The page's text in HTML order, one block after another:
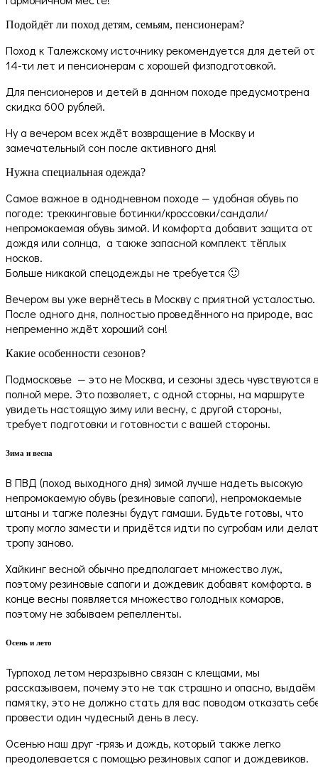
Подойдёт ли поход детям, семьям, пенсионерам?
Поход к Талежскому источнику рекомендуется для детей от
14-ти лет и пенсионерам с хорошей физподготовкой.
Для пенсионеров и детей в данном походе предусмотрена
скидка 600 рублей.
Ну а вечером всех ждёт возвращение в Москву и
замечательный сон после активного дня!
Нужна специальная одежда?
Самое важное в однодневном походе — удобная обувь по
погоде: треккинговые ботинки/кроссовки/сандали/
непромокаемая обувь зимой. И комфорта добавит защита от
дождя или солнца, а также запасной комплект тёплых
носков.
Больше никакой спецодежды не требуется 🙂
Вечером вы уже вернётесь в Москву с приятной усталостью.
После одного дня, полностью проведённого на природе, вас
непременно ждёт хороший сон!
Какие особенности сезонов?
Подмосковье — это не Москва, и сезоны здесь чувствуются
полной мере. Это позволяет, с одной сторны, на маршруте
увидеть настоящую зиму или весну, с другой стороны,
требует подготовки и готовности с вашей стороны.
Зима и весна
В ПВД (поход выходного дня) зимой лучше надеть высокую
непромокаемую обувь (резиновые сапоги), непромокаемые
штаны и тагже полезны будут гамаши. Будьте готовы, что
тропу могло замести и придётся идти по сугробам или
тропу заново.
Хайкинг весной обычно предполагает множество луж,
поэтому резиновые сапоги и дождевик добавят комфорта. в
конце весны появляется множество голодных комаров,
поэтому не забываем репелленты.
Осень и лето
Турпоход летом неразрывно связан с клещами, мы
рассказываем, почему это не так страшно и опасно, выдаём
памятку, это не должно стать для вас поводом отказать
провести один чудесный день в лесу.
Осенью наш друг -грязь и дождь, который также легко
преодолевается с помощью резиновых сапог и дождевиков.